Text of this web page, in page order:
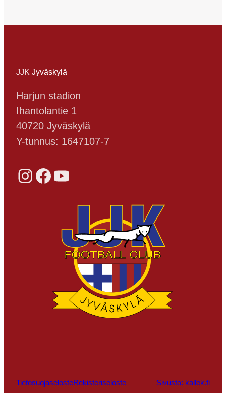
JJK Jyväskylä
Harjun stadion
Ihantolantie 1
40720 Jyväskylä
Y-tunnus: 1647107-7
Instagram Facebook YouTube
TietosuojaselosteRekisteriseloste Sivusto: kallek.fi